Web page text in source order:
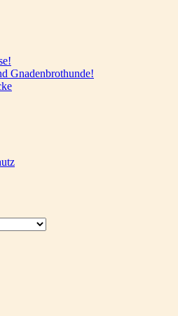
Gnadenbrothunde!